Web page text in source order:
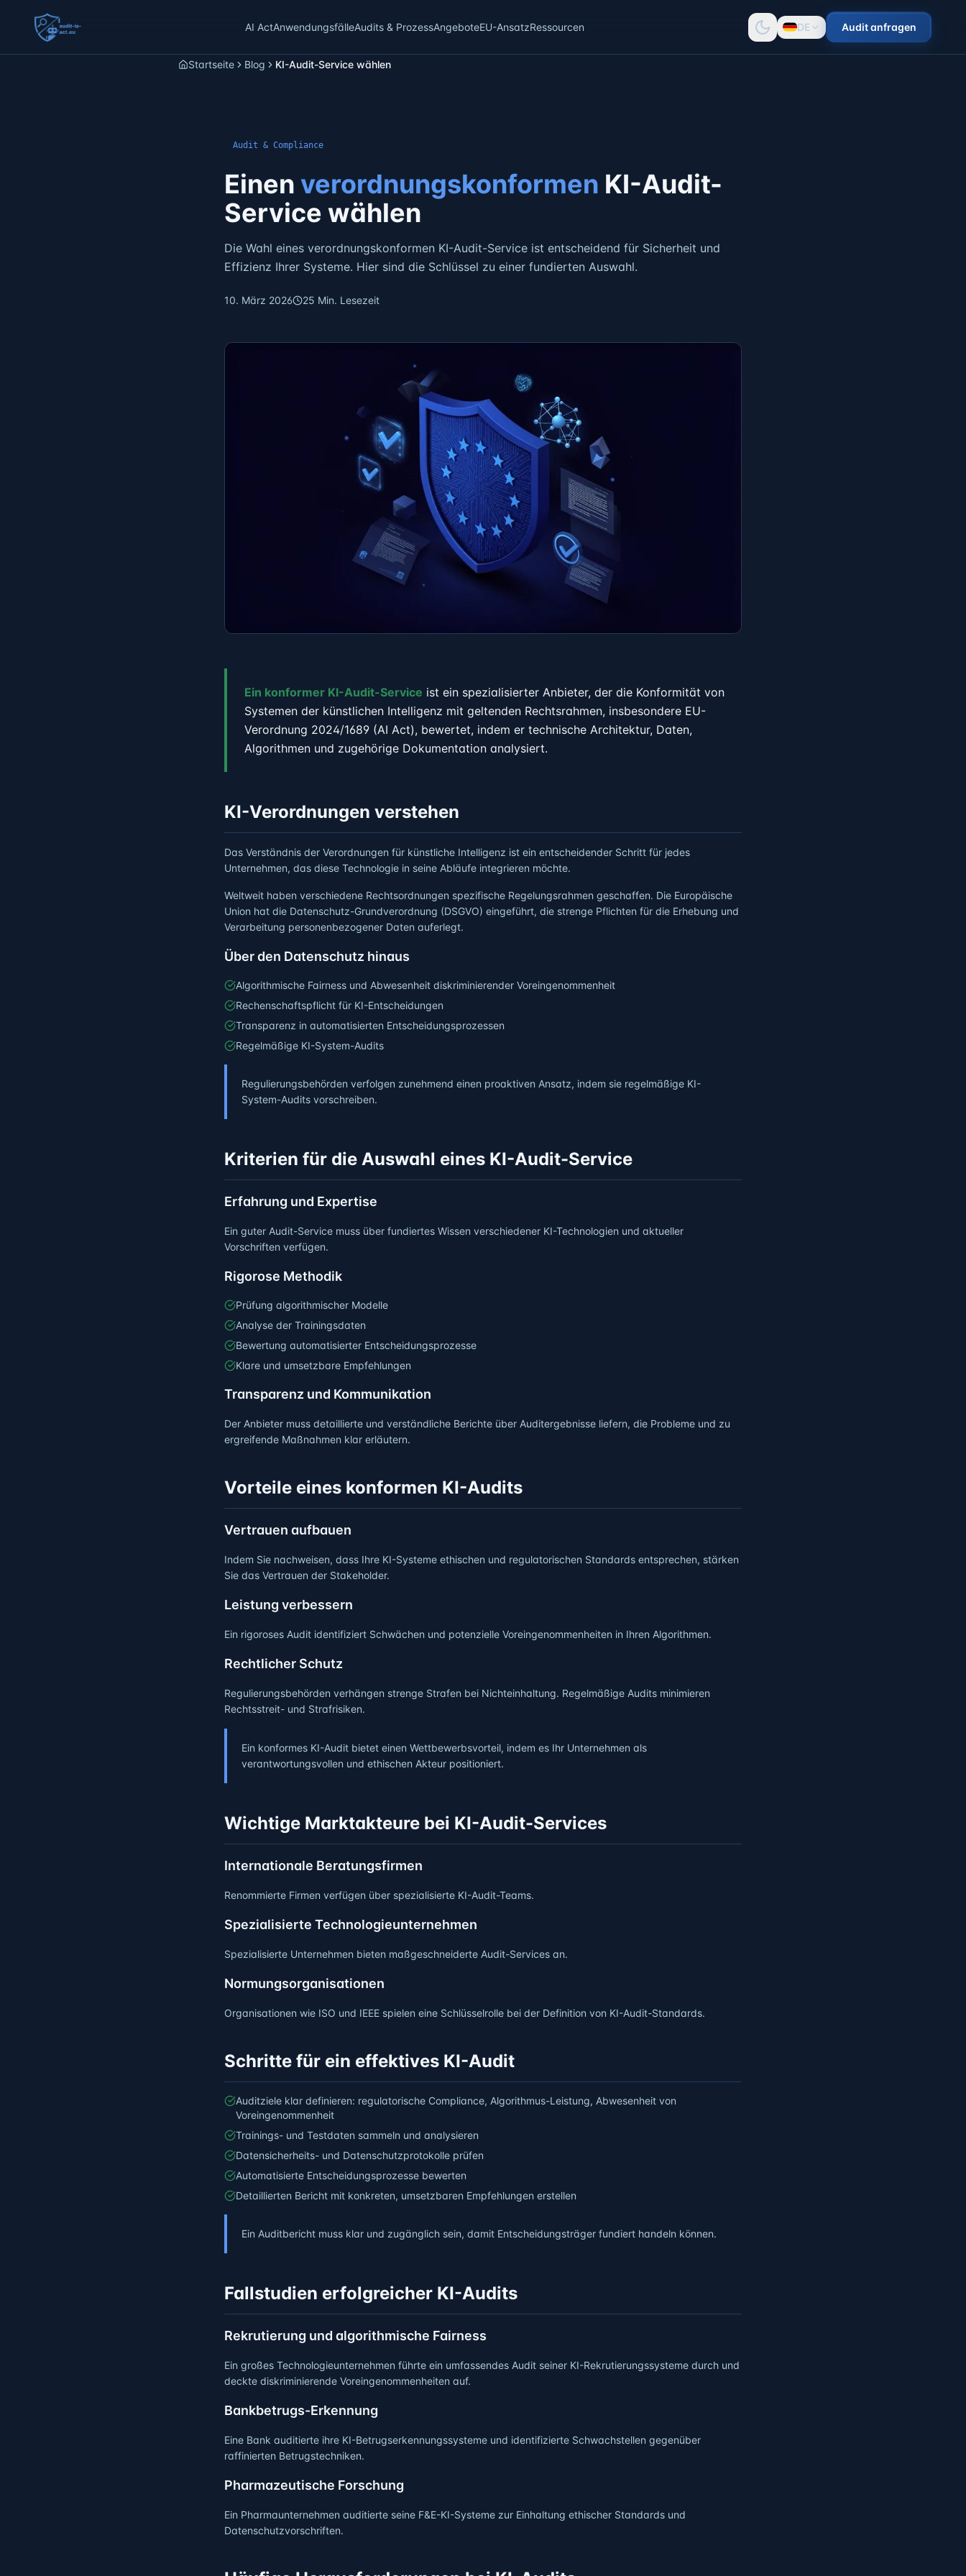
AI ActAnwendungsfälleAudits & ProzessAngeboteEU-AnsatzRessourcen DE Audit anfragen
Startseite Blog KI-Audit-Service wählen
Audit & Compliance
Einen verordnungskonformen KI-Audit-
Service wählen
Die Wahl eines verordnungskonformen KI-Audit-Service ist entscheidend für Sicherheit und
Effizienz Ihrer Systeme. Hier sind die Schlüssel zu einer fundierten Auswahl.
10. März 2026 25 Min. Lesezeit
Ein konformer KI-Audit-Service ist ein spezialisierter Anbieter, der die Konformität von
Systemen der künstlichen Intelligenz mit geltenden Rechtsrahmen, insbesondere EU-
Verordnung 2024/1689 (AI Act), bewertet, indem er technische Architektur, Daten,
Algorithmen und zugehörige Dokumentation analysiert.
KI-Verordnungen verstehen
Das Verständnis der Verordnungen für künstliche Intelligenz ist ein entscheidender Schritt für jedes
Unternehmen, das diese Technologie in seine Abläufe integrieren möchte.
Weltweit haben verschiedene Rechtsordnungen spezifische Regelungsrahmen geschaffen. Die Europäische
Union hat die Datenschutz-Grundverordnung (DSGVO) eingeführt, die strenge Pflichten für die Erhebung und
Verarbeitung personenbezogener Daten auferlegt.
Über den Datenschutz hinaus
Algorithmische Fairness und Abwesenheit diskriminierender Voreingenommenheit
Rechenschaftspflicht für KI-Entscheidungen
Transparenz in automatisierten Entscheidungsprozessen
Regelmäßige KI-System-Audits
Regulierungsbehörden verfolgen zunehmend einen proaktiven Ansatz, indem sie regelmäßige KI-
System-Audits vorschreiben.
Kriterien für die Auswahl eines KI-Audit-Service
Erfahrung und Expertise
Ein guter Audit-Service muss über fundiertes Wissen verschiedener KI-Technologien und aktueller
Vorschriften verfügen.
Rigorose Methodik
Prüfung algorithmischer Modelle
Analyse der Trainingsdaten
Bewertung automatisierter Entscheidungsprozesse
Klare und umsetzbare Empfehlungen
Transparenz und Kommunikation
Der Anbieter muss detaillierte und verständliche Berichte über Auditergebnisse liefern, die Probleme und zu
ergreifende Maßnahmen klar erläutern.
Vorteile eines konformen KI-Audits
Vertrauen aufbauen
Indem Sie nachweisen, dass Ihre KI-Systeme ethischen und regulatorischen Standards entsprechen, stärken
Sie das Vertrauen der Stakeholder.
Leistung verbessern
Ein rigoroses Audit identifiziert Schwächen und potenzielle Voreingenommenheiten in Ihren Algorithmen.
Rechtlicher Schutz
Regulierungsbehörden verhängen strenge Strafen bei Nichteinhaltung. Regelmäßige Audits minimieren
Rechtsstreit- und Strafrisiken.
Ein konformes KI-Audit bietet einen Wettbewerbsvorteil, indem es Ihr Unternehmen als
verantwortungsvollen und ethischen Akteur positioniert.
Wichtige Marktakteure bei KI-Audit-Services
Internationale Beratungsfirmen
Renommierte Firmen verfügen über spezialisierte KI-Audit-Teams.
Spezialisierte Technologieunternehmen
Spezialisierte Unternehmen bieten maßgeschneiderte Audit-Services an.
Normungsorganisationen
Organisationen wie ISO und IEEE spielen eine Schlüsselrolle bei der Definition von KI-Audit-Standards.
Schritte für ein effektives KI-Audit
Auditziele klar definieren: regulatorische Compliance, Algorithmus-Leistung, Abwesenheit von
Voreingenommenheit
Trainings- und Testdaten sammeln und analysieren
Datensicherheits- und Datenschutzprotokolle prüfen
Automatisierte Entscheidungsprozesse bewerten
Detaillierten Bericht mit konkreten, umsetzbaren Empfehlungen erstellen
Ein Auditbericht muss klar und zugänglich sein, damit Entscheidungsträger fundiert handeln können.
Fallstudien erfolgreicher KI-Audits
Rekrutierung und algorithmische Fairness
Ein großes Technologieunternehmen führte ein umfassendes Audit seiner KI-Rekrutierungssysteme durch und
deckte diskriminierende Voreingenommenheiten auf.
Bankbetrugs-Erkennung
Eine Bank auditierte ihre KI-Betrugserkennungssysteme und identifizierte Schwachstellen gegenüber
raffinierten Betrugstechniken.
Pharmazeutische Forschung
Ein Pharmaunternehmen auditierte seine F&E-KI-Systeme zur Einhaltung ethischer Standards und
Datenschutzvorschriften.